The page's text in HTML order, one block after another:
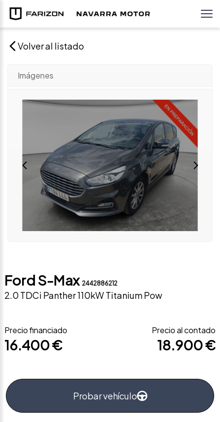
Volver al listado
Imágenes
Ford S-Max 2442886212
2.0 TDCi Panther 110kW Titanium Pow
Precio financiado
16.400 €
Precio al contado
18.900 €
Probar vehículo